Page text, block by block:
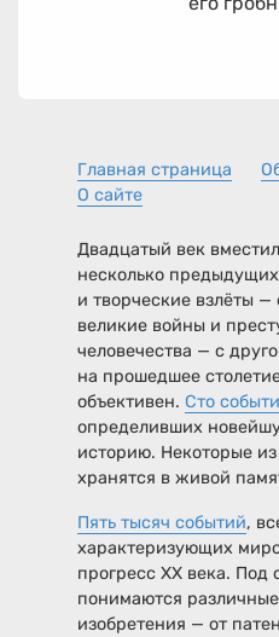
Главная страница
О сайте
Двадцатый век
несколько
и творческие взлёты
великие войны и
человечества — с
на прошедшее
объективен. Сто
определивших
историю. Некоторые
хранятся в живой
Пять тысяч событий,
характеризующих
прогресс XX века. Под
понимаются
изобретения — от